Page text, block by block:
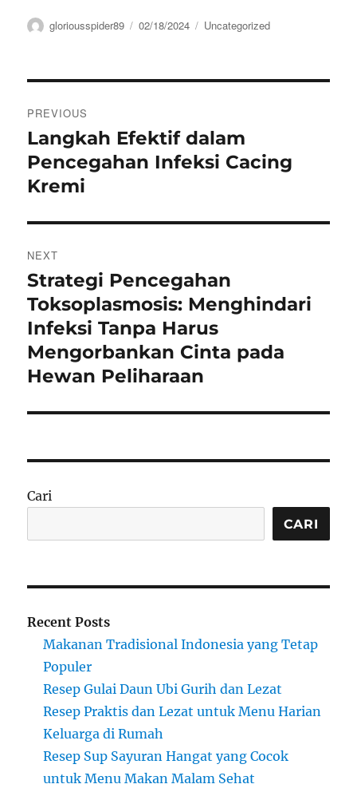
Author
gloriousspider89
Posted
02/18/2024 Categories
Uncategorized
pos
PREVIOUS
Previous
post:
Langkah Efektif dalam
Pencegahan Infeksi Cacing
Kremi
NEXT
Next
post:
Strategi Pencegahan
Toksoplasmosis: Menghindari
Infeksi Tanpa Harus
Mengorbankan Cinta pada
Hewan Peliharaan
Cari
CARI
Recent Posts
Makanan Tradisional Indonesia yang Tetap
Populer
Resep Gulai Daun Ubi Gurih dan Lezat
Resep Praktis dan Lezat untuk Menu Harian
Keluarga di Rumah
Resep Sup Sayuran Hangat yang Cocok
untuk Menu Makan Malam Sehat